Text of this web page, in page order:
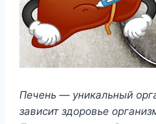
Печень — уникальный
зависит здоровье